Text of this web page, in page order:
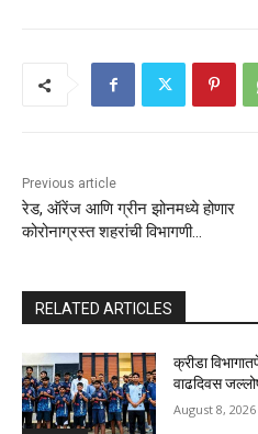
Previous article
रेड, ऑरेंज आणि ग्रीन झोनमध्ये होणार
कोरोनाग्रस्त शहरांची विभागणी…
RELATED ARTICLES
क्रीडा
वाढदिवस
August 8, 2026